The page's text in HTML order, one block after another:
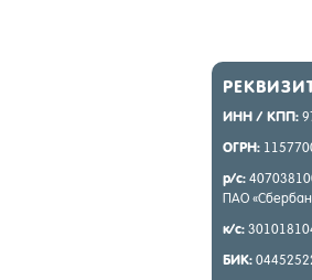
ИНН / КПП:
ОГРН:
р/с:
ПАО
к/с:
БИК: